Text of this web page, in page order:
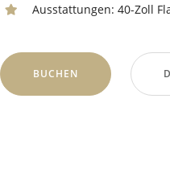
Ausstattungen: 40-Zoll
BUCHEN